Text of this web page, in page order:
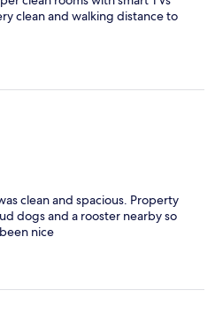
clean and walking distance to
clean and spacious. Property
dogs and a rooster nearby so
nice